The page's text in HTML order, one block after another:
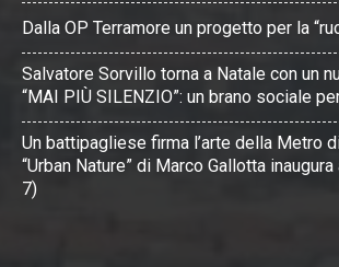
Dalla OP Terramore un progetto per la
Salvatore Sorvillo torna a Natale con un
“MAI PIÙ SILENZIO”: un brano sociale
Un battipagliese firma l’arte della Metro
“Urban Nature” di Marco Gallotta
7)